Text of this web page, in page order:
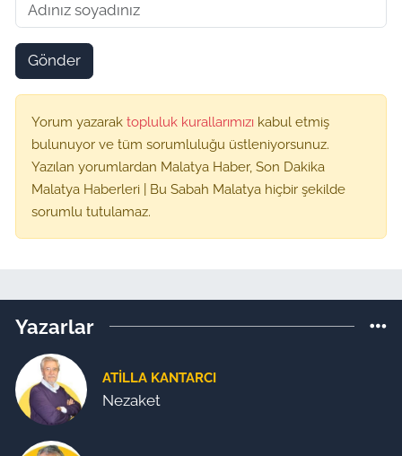
Gönder
Yorum yazarak topluluk kurallarımızı kabul etmiş
bulunuyor ve tüm sorumluluğu üstleniyorsunuz.
Yazılan yorumlardan Malatya Haber, Son Dakika
Malatya Haberleri | Bu Sabah Malatya hiçbir şekilde
sorumlu tutulamaz.
Yazarlar
ATILLA KANTARCI
Nezaket